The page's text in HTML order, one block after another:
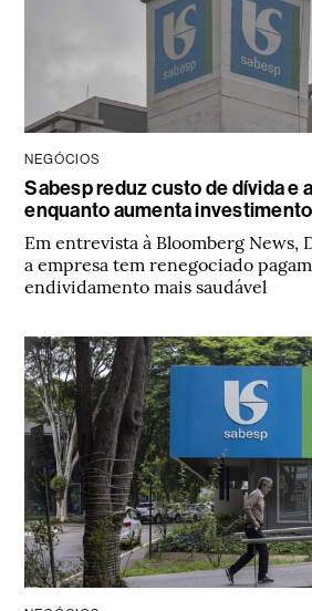
NEGÓCIOS
Sabesp reduz custo de dívida e
enquanto aumenta
Em entrevista à Bloomberg News,
a empresa tem renegociado
endividamento mais saudável